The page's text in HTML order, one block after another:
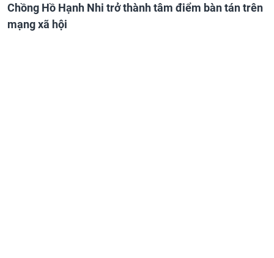
Chồng Hồ Hạnh Nhi trở thành tâm điểm bàn tán trên
mạng xã hội